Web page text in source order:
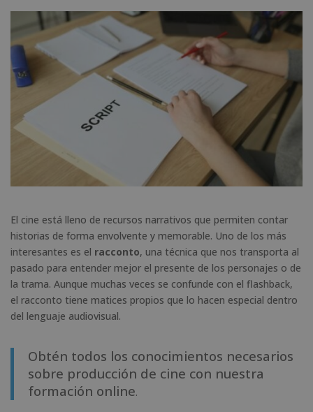
El cine está lleno de recursos narrativos que permiten contar
historias de forma envolvente y memorable. Uno de los más
interesantes es el racconto, una técnica que nos transporta al
pasado para entender mejor el presente de los personajes o de
la trama. Aunque muchas veces se confunde con el flashback,
el racconto tiene matices propios que lo hacen especial dentro
del lenguaje audiovisual.
Obtén todos los conocimientos necesarios
sobre producción de cine con nuestra
formación online.